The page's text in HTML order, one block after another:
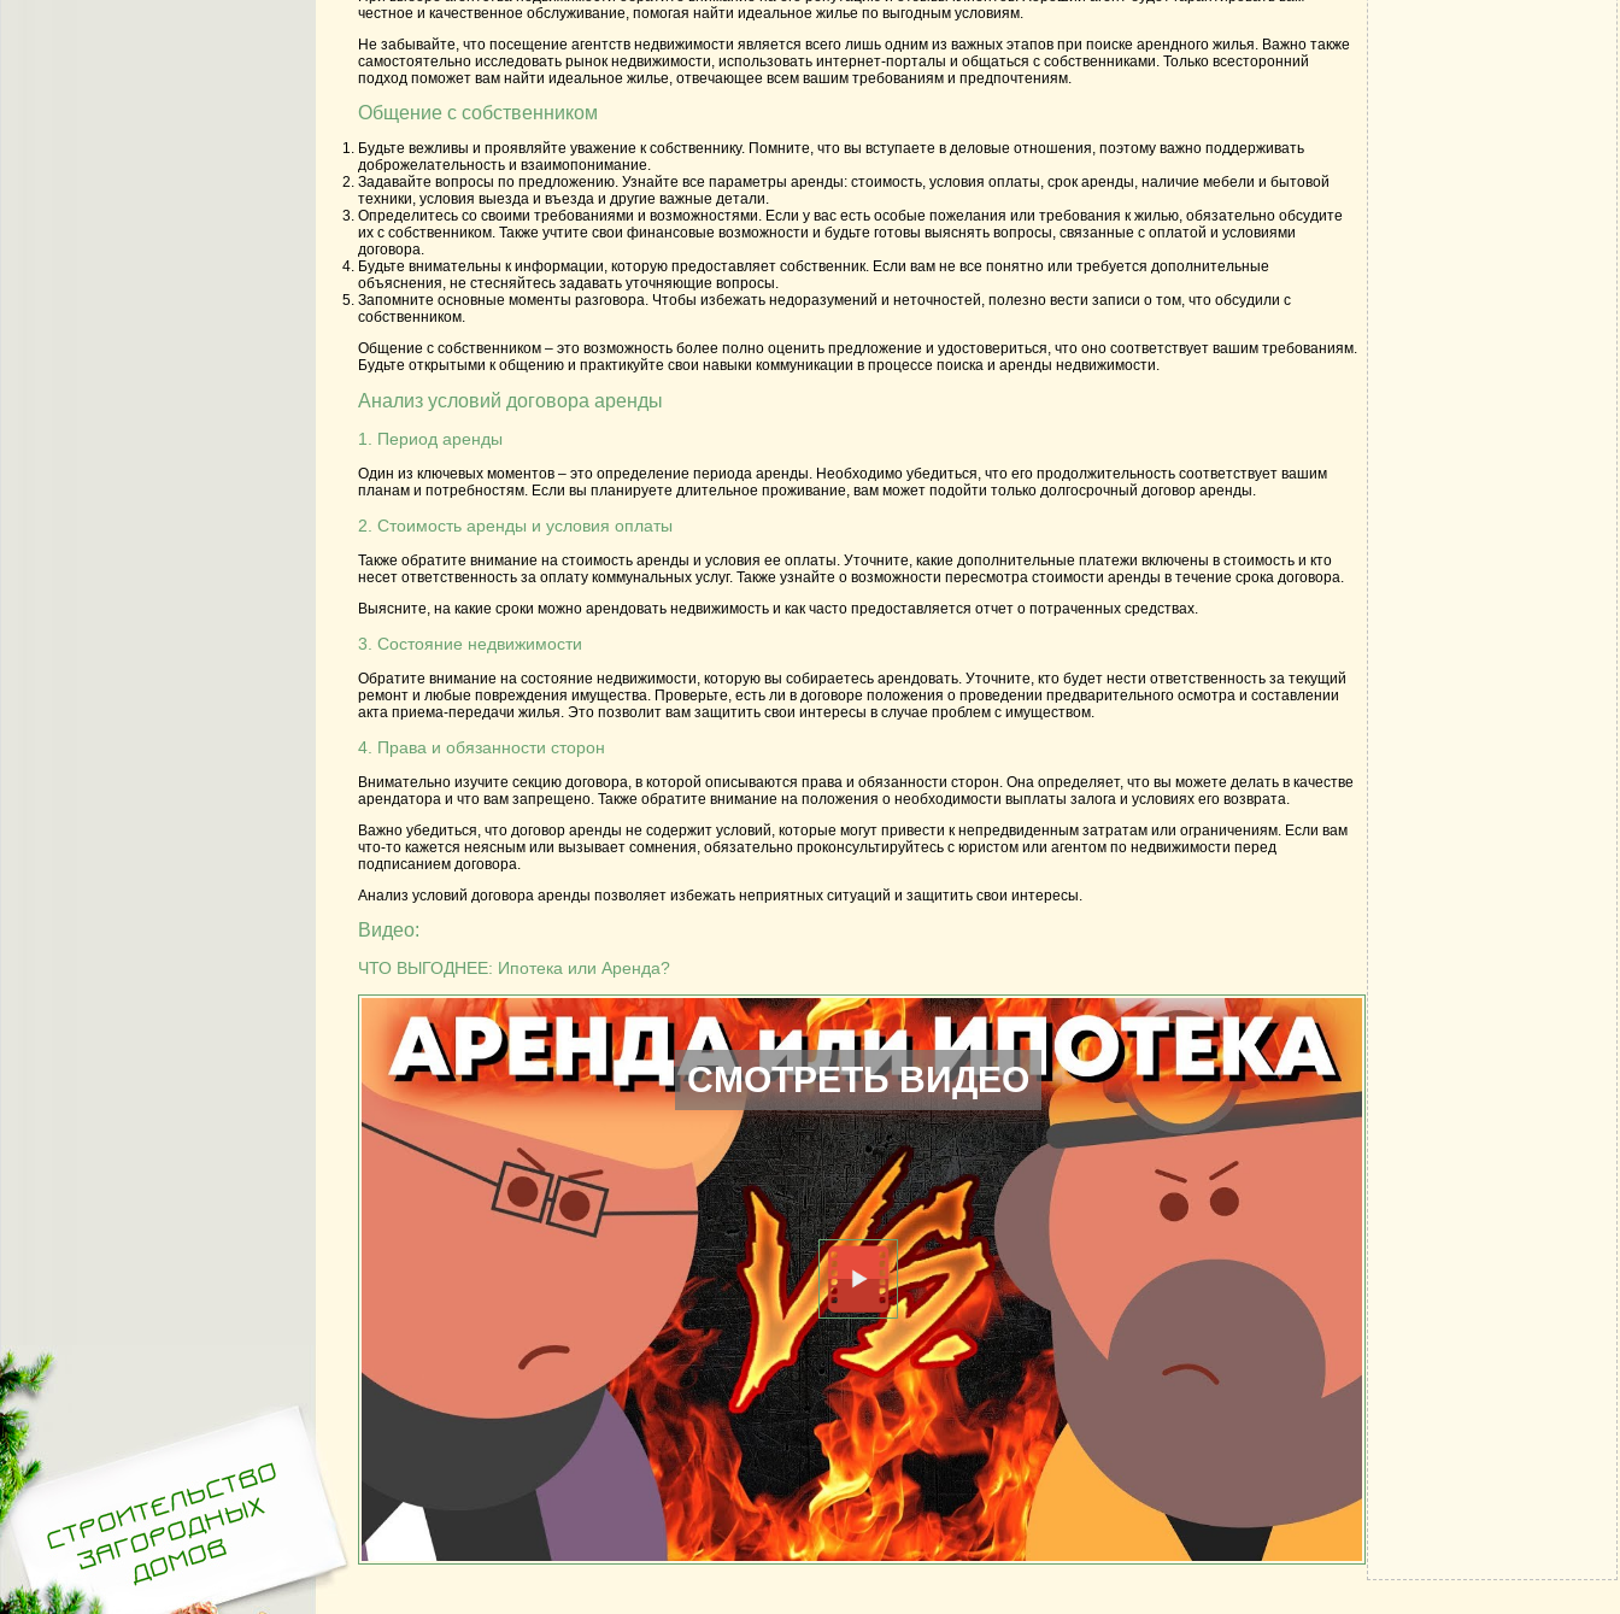
честное и качественное обслуживание, помогая найти идеальное жилье по выгодным условиям.
Не забывайте, что посещение агентств недвижимости является всего лишь одним из важных этапов при поиске арендного жилья. Важно также
самостоятельно исследовать рынок недвижимости, использовать интернет-порталы и общаться с собственниками. Только всесторонний
подход поможет вам найти идеальное жилье, отвечающее всем вашим требованиям и предпочтениям.
Общение с собственником
Будьте вежливы и проявляйте уважение к собственнику. Помните, что вы вступаете в деловые отношения, поэтому важно поддерживать
доброжелательность и взаимопонимание.
Задавайте вопросы по предложению. Узнайте все параметры аренды: стоимость, условия оплаты, срок аренды, наличие мебели и бытовой
техники, условия выезда и въезда и другие важные детали.
Определитесь со своими требованиями и возможностями. Если у вас есть особые пожелания или требования к жилью, обязательно обсудите
их с собственником. Также учтите свои финансовые возможности и будьте готовы выяснять вопросы, связанные с оплатой и условиями
договора.
Будьте внимательны к информации, которую предоставляет собственник. Если вам не все понятно или требуется дополнительные
объяснения, не стесняйтесь задавать уточняющие вопросы.
Запомните основные моменты разговора. Чтобы избежать недоразумений и неточностей, полезно вести записи о том, что обсудили с
собственником.
Общение с собственником – это возможность более полно оценить предложение и удостовериться, что оно соответствует вашим требованиям.
Будьте открытыми к общению и практикуйте свои навыки коммуникации в процессе поиска и аренды недвижимости.
Анализ условий договора аренды
1. Период аренды
Один из ключевых моментов – это определение периода аренды. Необходимо убедиться, что его продолжительность соответствует вашим
планам и потребностям. Если вы планируете длительное проживание, вам может подойти только долгосрочный договор аренды.
2. Стоимость аренды и условия оплаты
Также обратите внимание на стоимость аренды и условия ее оплаты. Уточните, какие дополнительные платежи включены в стоимость и кто
несет ответственность за оплату коммунальных услуг. Также узнайте о возможности пересмотра стоимости аренды в течение срока договора.
Выясните, на какие сроки можно арендовать недвижимость и как часто предоставляется отчет о потраченных средствах.
3. Состояние недвижимости
Обратите внимание на состояние недвижимости, которую вы собираетесь арендовать. Уточните, кто будет нести ответственность за текущий
ремонт и любые повреждения имущества. Проверьте, есть ли в договоре положения о проведении предварительного осмотра и составлении
акта приема-передачи жилья. Это позволит вам защитить свои интересы в случае проблем с имуществом.
4. Права и обязанности сторон
Внимательно изучите секцию договора, в которой описываются права и обязанности сторон. Она определяет, что вы можете делать в качестве
арендатора и что вам запрещено. Также обратите внимание на положения о необходимости выплаты залога и условиях его возврата.
Важно убедиться, что договор аренды не содержит условий, которые могут привести к непредвиденным затратам или ограничениям. Если вам
что-то кажется неясным или вызывает сомнения, обязательно проконсультируйтесь с юристом или агентом по недвижимости перед
подписанием договора.
Анализ условий договора аренды позволяет избежать неприятных ситуаций и защитить свои интересы.
Видео:
ЧТО ВЫГОДНЕЕ: Ипотека или Аренда?
СМОТРЕТЬ ВИДЕО